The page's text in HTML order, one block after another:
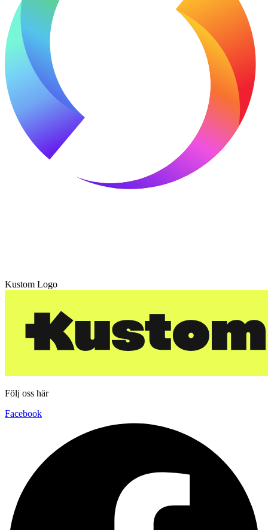
Kustom Logo
Följ oss här
Facebook